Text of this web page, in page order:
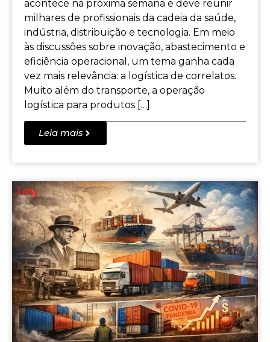
acontece na próxima semana e deve reunir
milhares de profissionais da cadeia da saúde,
indústria, distribuição e tecnologia. Em meio
às discussões sobre inovação, abastecimento e
eficiência operacional, um tema ganha cada
vez mais relevância: a logística de correlatos.
Muito além do transporte, a operação
logística para produtos […]
Leia mais